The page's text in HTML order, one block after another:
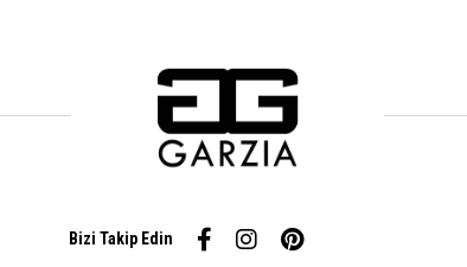
Bizi Takip Edin